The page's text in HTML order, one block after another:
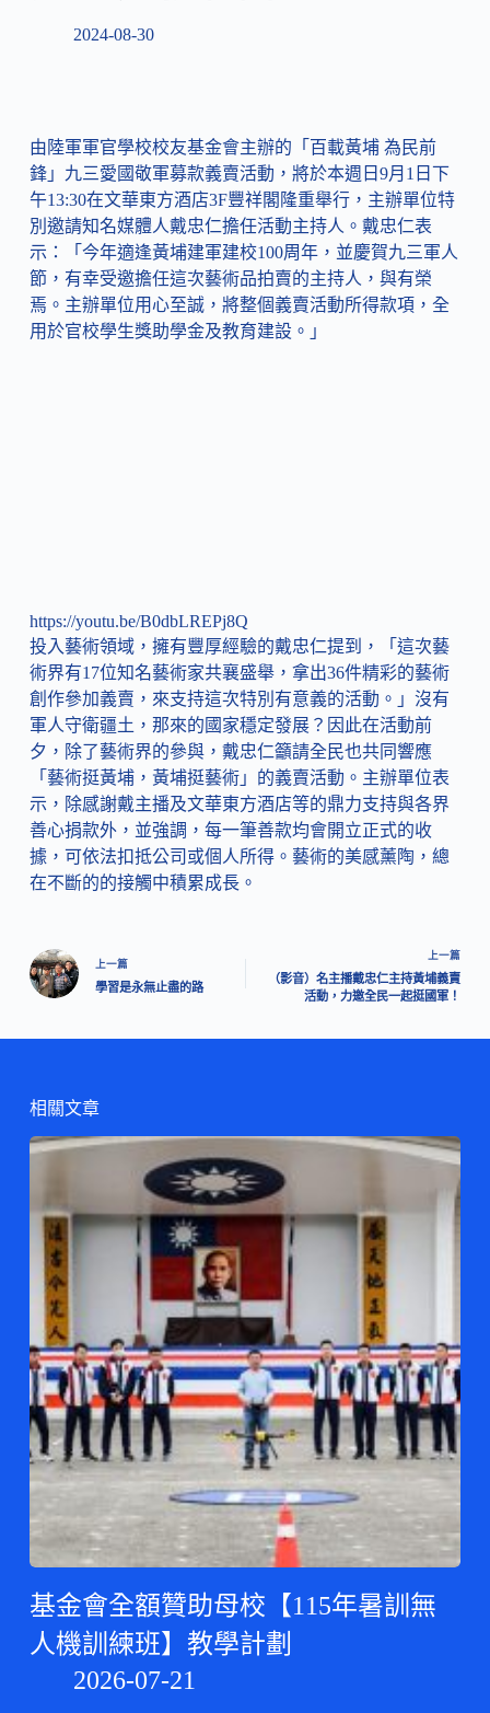
2024-08-30
由陸軍軍官學校校友基金會主辦的「百載黃埔 為民前
鋒」九三愛國敬軍募款義賣活動，將於本週日9月1日下
午13:30在文華東方酒店3F豐祥閣隆重舉行，主辦單位特
別邀請知名媒體人戴忠仁擔任活動主持人。戴忠仁表
示：「今年適逢黃埔建軍建校100周年，並慶賀九三軍人
節，有幸受邀擔任這次藝術品拍賣的主持人，與有榮
焉。主辦單位用心至誠，將整個義賣活動所得款項，全
用於官校學生獎助學金及教育建設。」
https://youtu.be/B0dbLREPj8Q
投入藝術領域，擁有豐厚經驗的戴忠仁提到，「這次藝
術界有17位知名藝術家共襄盛舉，拿出36件精彩的藝術
創作參加義賣，來支持這次特別有意義的活動。」沒有
軍人守衛疆土，那來的國家穩定發展？因此在活動前
夕，除了藝術界的參與，戴忠仁籲請全民也共同響應
「藝術挺黃埔，黃埔挺藝術」的義賣活動。主辦單位表
示，除感謝戴主播及文華東方酒店等的鼎力支持與各界
善心捐款外，並強調，每一筆善款均會開立正式的收
據，可依法扣抵公司或個人所得。藝術的美感薰陶，總
在不斷的的接觸中積累成長。
上一篇
學習是永無止盡的路
上一篇
（影音）名主播戴忠仁主持黃埔義賣
活動，力邀全民一起挺國軍！
相關文章
基金會全額贊助母校【115年暑訓無
人機訓練班】教學計劃
2026-07-21